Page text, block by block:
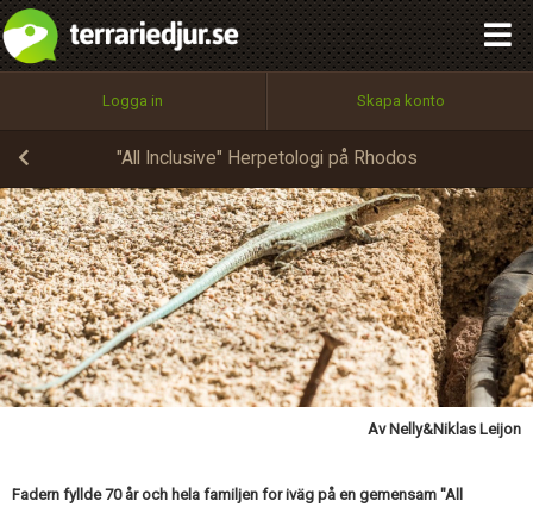
Logga in Skapa konto
"All Inclusive" Herpetologi på Rhodos
Av Nelly&Niklas Leijon
Fadern fyllde 70 år och hela familjen for iväg på en gemensam "All
Skicka kommentar
Utför
100%
OK
integritetspolicy
Namn:
Epost:
Användarnamn:
Lösenord:
Begär nytt lösenord
Tillbaka till förstasidan